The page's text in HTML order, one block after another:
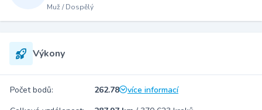
Muž / Dospělý
Výkony
Počet bodů: 262.78
více informací